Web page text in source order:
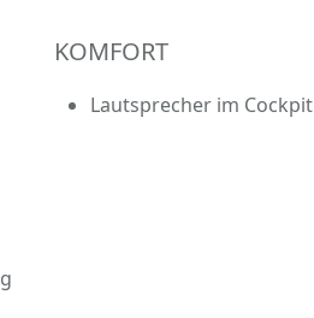
KOMFORT
Lautsprecher im Cockpit